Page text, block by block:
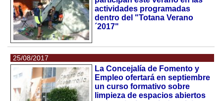
actividades programadas
dentro del "Totana Verano
´2017"
25/08/2017
La Concejalía de Fomento y
Empleo ofertará en septiembre
un curso formativo sobre
limpieza de espacios abiertos